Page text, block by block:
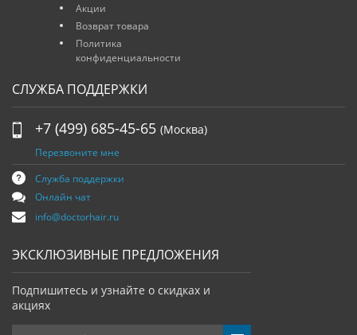
Акции
Возврат товара
Политика
конфиденциальности
СЛУЖБА ПОДДЕРЖКИ
+7 (499) 685-45-65 (Москва)
Перезвоните мне
Служба поддержки
Онлайн чат
info@doctorhair.ru
ЭКСКЛЮЗИВНЫЕ ПРЕДЛОЖЕНИЯ
Подпишитесь и узнайте о скидках и
акциях